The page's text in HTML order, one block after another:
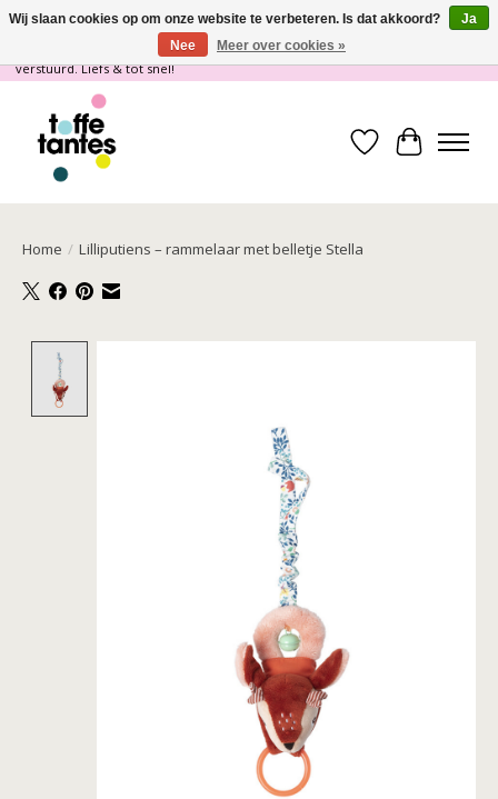
Wij gaan op vakantie! vanaf 4 juli t/m 21 juli worden er geen pakketjes
verstuurd. Liefs & tot snel!
Verlanglijst
Home / Lilliputiens – rammelaar met belletje Stella
Wij slaan cookies op om onze website te verbeteren. Is dat akkoord?
Ja
Nee
Meer over cookies »